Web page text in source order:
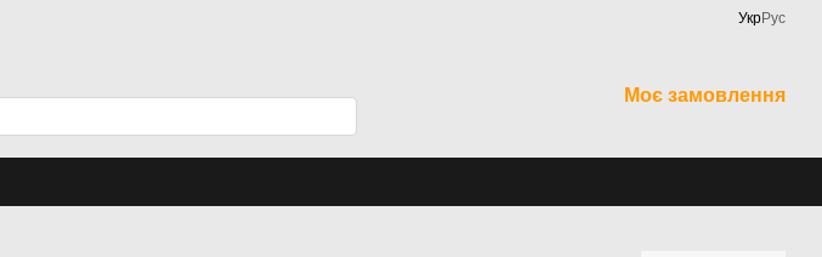
УкрРус
Моє замовлення